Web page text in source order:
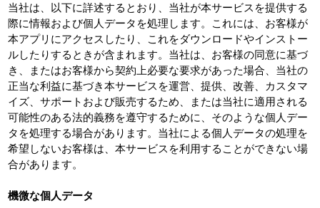
当社は、以下に詳述するとおり、当社が本サービスを提供する
際に情報および個人データを処理します。これには、お客様が
本アプリにアクセスしたり、これをダウンロードやインストー
ルしたりするときが含まれます。当社は、お客様の同意に基づ
き、またはお客様から契約上必要な要求があった場合、当社の
正当な利益に基づき本サービスを運営、提供、改善、カスタマ
イズ、サポートおよび販売するため、または当社に適用される
可能性のある法的義務を遵守するために、そのような個人デー
タを処理する場合があります。当社による個人データの処理を
希望しないお客様は、本サービスを利用することができない場
合があります。
機微な個人データ